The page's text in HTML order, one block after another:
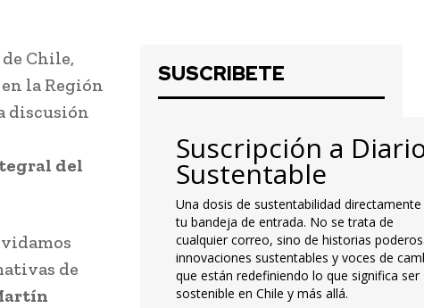
Chile,
la Región
discusión
del
de
SUSCRIBETE
Suscripción a
Sustentable
Una dosis de sustentabilidad
tu bandeja de entrada. No se trata de
cualquier correo, sino de historias
innovaciones sustentables y voces de
que están redefiniendo lo que significa ser
sostenible en Chile y más allá.